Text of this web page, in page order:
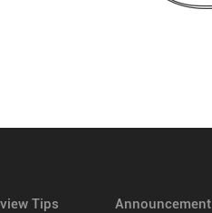
Tips Announcement